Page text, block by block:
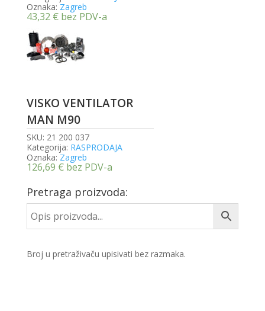
Oznaka: Zagreb
43,32 € bez PDV-a
VISKO VENTILATOR
MAN M90
SKU: 21 200 037
Kategorija: RASPRODAJA
Oznaka: Zagreb
126,69 € bez PDV-a
Pretraga proizvoda:
Broj u pretraživaču upisivati bez razmaka.